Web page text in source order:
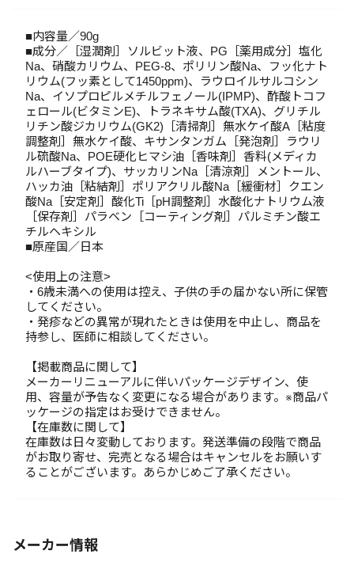
■内容量／90g
■成分／［湿潤剤］ソルビット液、PG［薬用成分］塩化
Na、硝酸カリウム、PEG-8、ポリリン酸Na、フッ化ナト
リウム(フッ素として1450ppm)、ラウロイルサルコシン
Na、イソプロピルメチルフェノール(IPMP)、酢酸トコフ
ェロール(ビタミンE)、トラネキサム酸(TXA)、グリチル
リチン酸ジカリウム(GK2)［清掃剤］無水ケイ酸A［粘度
調整剤］無水ケイ酸、キサンタンガム［発泡剤］ラウリ
ル硫酸Na、POE硬化ヒマシ油［香味剤］香料(メディカ
ルハーブタイプ)、サッカリンNa［清涼剤］メントール、
ハッカ油［粘結剤］ポリアクリル酸Na［緩衝材］クエン
酸Na［安定剤］酸化Ti［pH調整剤］水酸化ナトリウム液
［保存剤］パラベン［コーティング剤］パルミチン酸エ
チルヘキシル
■原産国／日本
<使用上の注意>
・6歳未満への使用は控え、子供の手の届かない所に保管
してください。
・発疹などの異常が現れたときは使用を中止し、商品を
持参し、医師に相談してください。
【掲載商品に関して】
メーカーリニューアルに伴いパッケージデザイン、使
用、容量が予告なく変更になる場合があります。※商品パ
ッケージの指定はお受けできません。
【在庫数に関して】
在庫数は日々変動しております。発送準備の段階で商品
がお取り寄せ、完売となる場合はキャンセルをお願いす
ることがございます。あらかじめご了承ください。
メーカー情報